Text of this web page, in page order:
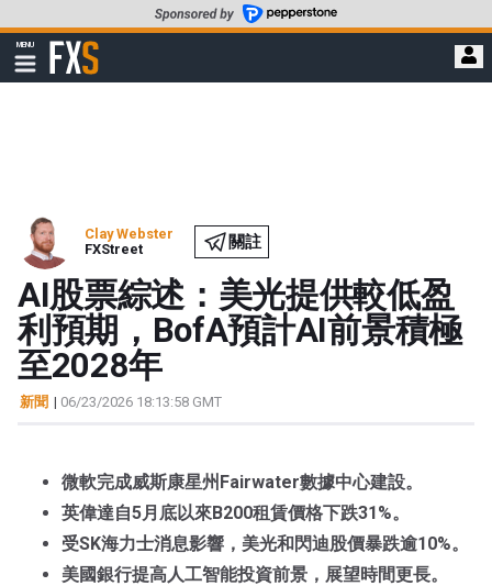
至
要
MENU
顯
示
FXStreet
Clay Webster
FXStreet
關註
AI股票綜述：美光提供較低盈
利預期，BofA預計AI前景積極
至2028年
新聞 | 06/23/2026 18:13:58 GMT
微軟完成威斯康星州Fairwater數據中心建設。
英偉達自5月底以來B200租賃價格下跌31%。
受SK海力士消息影響，美光和閃迪股價暴跌逾10%。
美國銀行提高人工智能投資前景，展望時間更長。